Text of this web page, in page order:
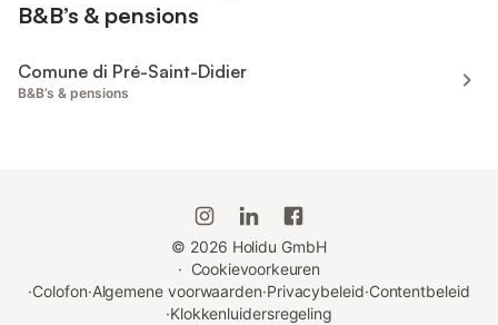
B&B’s & pensions
Comune di Pré-Saint-Didier
B&B’s & pensions
© 2026 Holidu GmbH
· Cookievoorkeuren
·Colofon·Algemene voorwaarden·Privacybeleid·Contentbeleid
·Klokkenluidersregeling